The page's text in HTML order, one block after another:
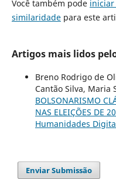
Você também pode iniciar
similaridadepara este
Artigos mais lidos
Breno Rodrigo de
Cantão Silva, Maria
BOLSONARISMO
NAS ELEIÇÕES DE
Humanidades
Enviar Submissão